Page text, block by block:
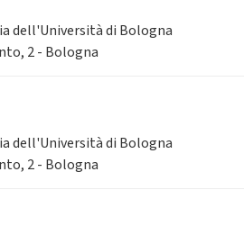
dell'Università di Bologna
2 - Bologna
dell'Università di Bologna
2 - Bologna